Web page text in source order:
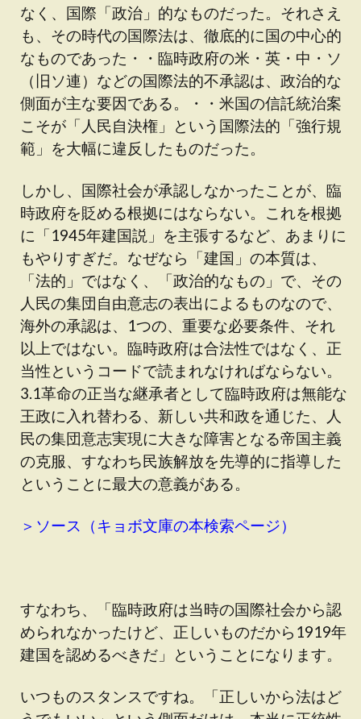
なく、国際「政治」的なものだった。それさえ
も、その時代の国際法は、徹底的に国の中心的
なものであった・・臨時政府の米・英・中・ソ
（旧ソ連）などの国際法的不承認は、政治的な
側面が主な要因である。・・米国の信託統治案
こそが「人民自決権」という国際法的「強行規
範」を大幅に違反したものだった。
しかし、国際社会が承認しなかったことが、臨
時政府を貶める根拠にはならない。これを根拠
に「1945年建国説」を主張するなど、あまりに
もやりすぎだ。なぜなら「建国」の本質は、
「法的」ではなく、「政治的なもの」で、その
人民の集団自由意志の表出によるものなので、
海外の承認は、1つの、重要な必要条件、それ
以上ではない。臨時政府は合法性ではなく、正
当性というコードで読まれなければならない。
3.1革命の正当な継承者として臨時政府は無能な
王政に入れ替わる、新しい共和政を通じた、人
民の集団意志実現に大きな障害となる帝国主義
の克服、すなわち民族解放を先導的に指導した
ということに最大の意義がある。
＞ソース（キョボ文庫の本検索ページ）
すなわち、「臨時政府は当時の国際社会から認
められなかったけど、正しいものだから1919年
建国を認めるべきだ」ということになります。
いつものスタンスですね。「正しいから法はど